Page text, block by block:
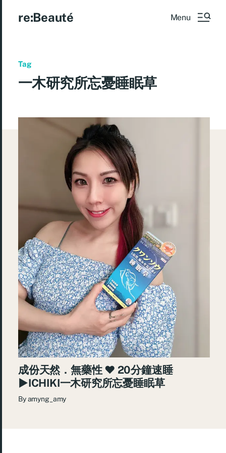
re:Beauté Menu
Tag
一木研究所忘憂睡眠草
成份天然．無藥性 ♥ 20分鐘速睡
►ICHIKI一木研究所忘憂睡眠草
Byamyng_amy